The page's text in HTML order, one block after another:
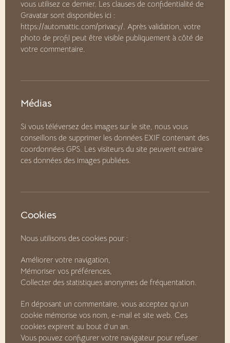
vous utilisez ce dernier. Les clauses de confidentialité de
Gravatar sont disponibles ici :
https://automattic.com/privacy/. Après validation, votre
photo de profil peut être visible publiquement à côté de
votre commentaire.
Médias
Si vous téléversez des images sur le site, nous vous
conseillons de supprimer les données EXIF contenant des
coordonnées GPS. Les visiteurs du site peuvent extraire
ces données des images publiées.
Cookies
Nous utilisons des cookies pour :
Améliorer votre navigation,
Mémoriser vos préférences,
Collecter des statistiques anonymes de fréquentation.
En déposant un commentaire, vous acceptez qu’un
cookie mémorise vos nom, e-mail et site web. Ces
cookies expirent au bout d’un an.
Vous pouvez configurer votre navigateur pour refuser